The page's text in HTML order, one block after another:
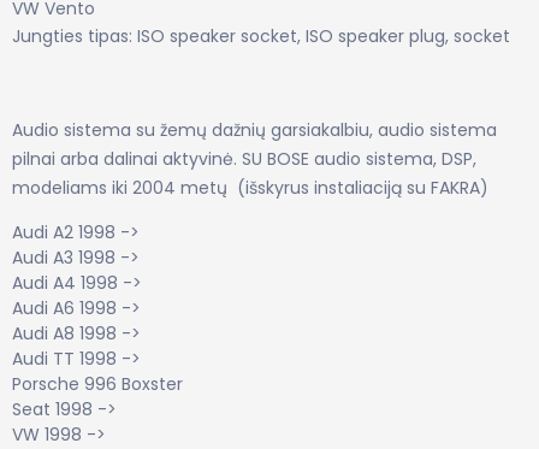
VW Vento
Jungties tipas: ISO speaker socket, ISO speaker plug, socket
Audio sistema su žemų dažnių garsiakalbiu, audio sistema
pilnai arba dalinai aktyvinė. SU BOSE audio sistema, DSP,
modeliams iki 2004 metų (išskyrus instaliaciją su FAKRA)
Audi A2 1998 ->
Audi A3 1998 ->
Audi A4 1998 ->
Audi A6 1998 ->
Audi A8 1998 ->
Audi TT 1998 ->
Porsche 996 Boxster
Seat 1998 ->
VW 1998 ->